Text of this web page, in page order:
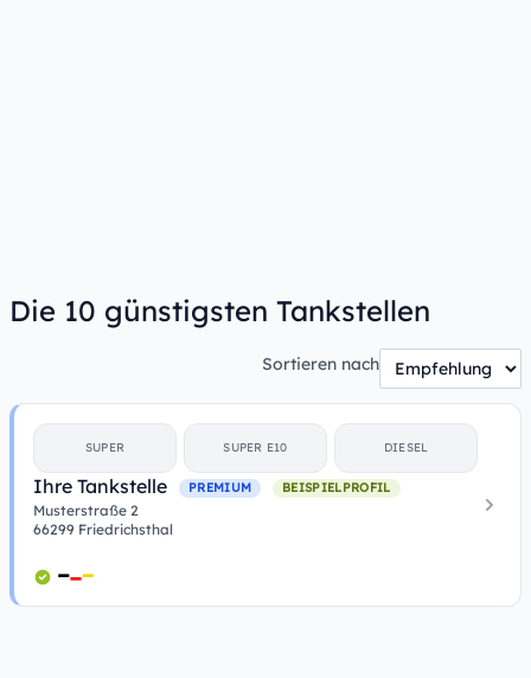
Die 10 günstigsten Tankstellen
Sortieren nach
SUPER SUPER E10 DIESEL
Ihre Tankstelle PREMIUM BEISPIELPROFIL
Musterstraße 2
66299 Friedrichsthal